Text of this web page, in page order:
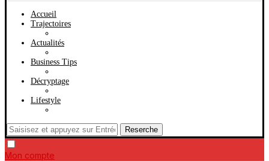
Accueil
Trajectoires
Actualités
Business Tips
Décryptage
Lifestyle
Reserche
Mon compte